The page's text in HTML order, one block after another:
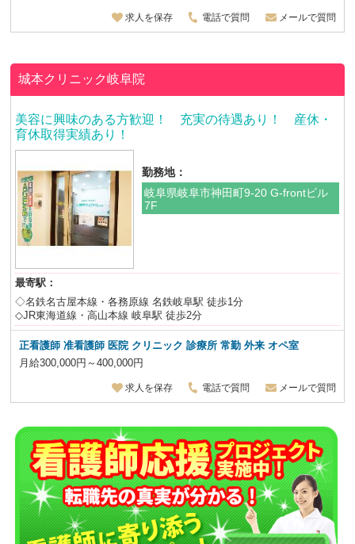
求人を保存 電話で質問 メールで質問
城本クリニック岐阜院
美容に興味のある方歓迎！ 充実の待遇あり！ 産休・
育休取得実績あり！
勤務地：
岐阜県岐阜市神田町9-20 G-frontビル
7F
最寄駅：
◇名鉄名古屋本線・各務原線 名鉄岐阜駅 徒歩1分
◇JR東海道線・高山本線 岐阜駅 徒歩2分
正看護師 准看護師 医院 クリニック 診療所 常勤 外来 オペ室
月給300,000円～400,000円
求人を保存 電話で質問 メールで質問